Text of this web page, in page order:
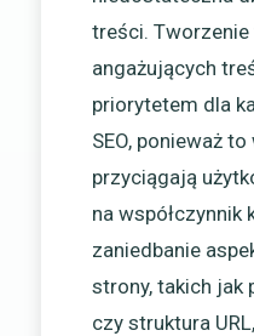
treści.
angażujących
priorytetem dla
SEO, ponieważ to
przyciągają
na współczynnik
zaniedbanie
strony, takich jak
czy struktura